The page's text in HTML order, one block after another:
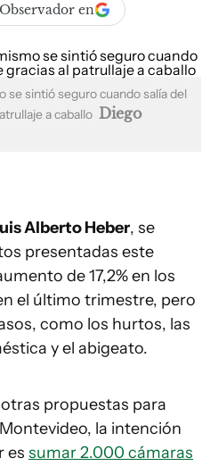
en
se sintió seguro cuando salía del
a caballo Diego
Alberto Heber, se
presentadas este
de 17,2% en los
el último trimestre, pero
como los hurtos, las
y el abigeato.
propuestas para
la intención
es sumar 2.000 cámaras